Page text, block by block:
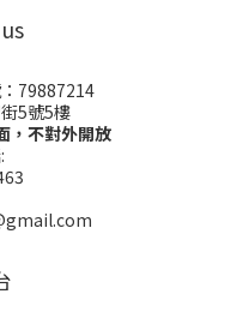
79887214
5號5樓
，不對外開放